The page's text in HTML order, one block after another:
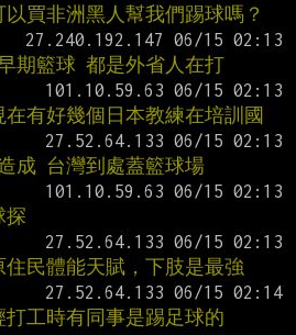
買非洲黑人幫我們踢球嗎？
期籃球 都是外省人在打
有好幾個日本教練在培訓國
成 台灣到處蓋籃球場
探
民體能天賦，下肢是最強
工時有同事是踢足球的